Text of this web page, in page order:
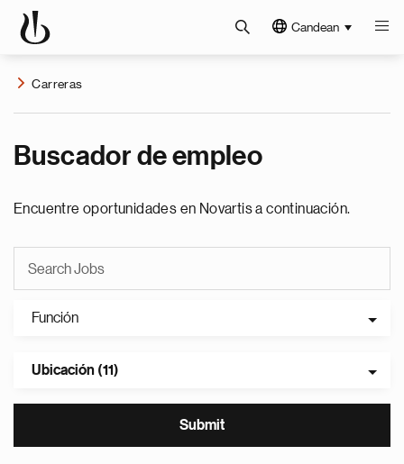
Candean
Carreras
Buscador de empleo
Encuentre oportunidades en Novartis a continuación.
Función
Ubicación (11)